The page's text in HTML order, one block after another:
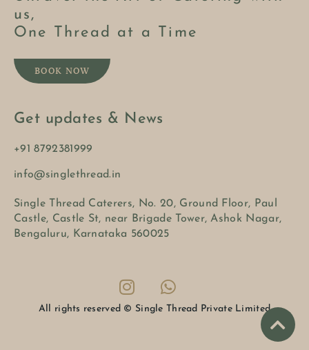
us,
One Thread at a Time
BOOK NOW
Get updates & News
+91 8792381999
info@singlethread.in
Single Thread Caterers, No. 20, Ground Floor, Paul
Castle, Castle St, near Brigade Tower, Ashok Nagar,
Bengaluru, Karnataka 560025
All rights reserved © Single Thread Private Limited